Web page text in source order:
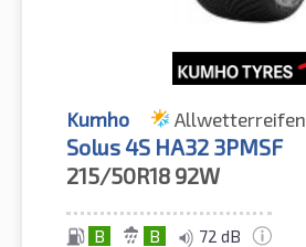
Kumho Allwetterreifen
Solus 4S HA32 3PMSF
215/50R18 92W
B B 72 dB